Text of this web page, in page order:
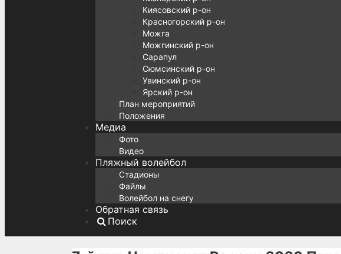
Киясовский р-он
Красногорский р-он
Можга
Можгинский р-он
Сарапул
Сюмсинский р-он
Увинский р-он
Ярский р-он
План мероприятий
Положения
Медиа
Фото
Видео
Пляжный волейбол
Стадионы
Файлы
Волейбол на снегу
Обратная связь
Поиск